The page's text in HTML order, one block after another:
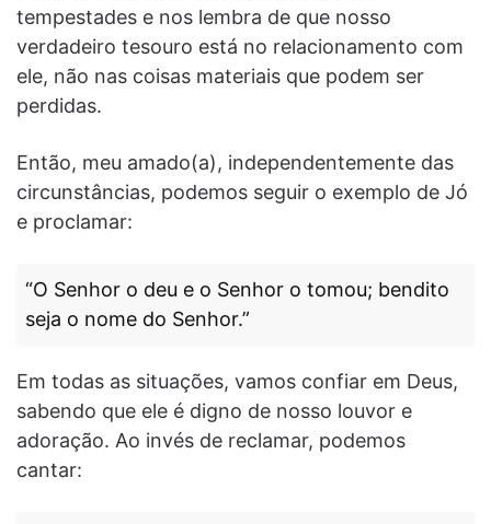
tempestades e nos lembra de que nosso
verdadeiro tesouro está no relacionamento com
ele, não nas coisas materiais que podem ser
perdidas.
Então, meu amado(a), independentemente das
circunstâncias, podemos seguir o exemplo de Jó
e proclamar:
“O Senhor o deu e o Senhor o tomou; bendito
seja o nome do Senhor.”
Em todas as situações, vamos confiar em Deus,
sabendo que ele é digno de nosso louvor e
adoração. Ao invés de reclamar, podemos
cantar: